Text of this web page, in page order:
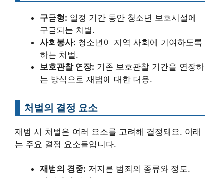
구금형: 일정 기간 동안 청소년 보호시설에
구금되는 처벌.
사회봉사: 청소년이 지역 사회에 기여하도록
하는 처벌.
보호관찰 연장: 기존 보호관찰 기간을 연장하
는 방식으로 재범에 대한 대응.
처벌의 결정 요소
재범 시 처벌은 여러 요소를 고려해 결정돼요. 아래
는 주요 결정 요소들입니다.
재범의 경중: 저지른 범죄의 종류와 정도.